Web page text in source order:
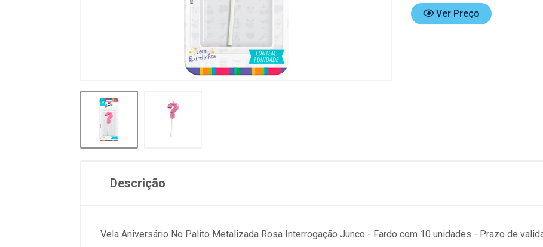
Ver Preço
Descrição
Vela Aniversário No Palito Metalizada Rosa Interrogação Junco - Fardo com 10 unidades - Prazo de